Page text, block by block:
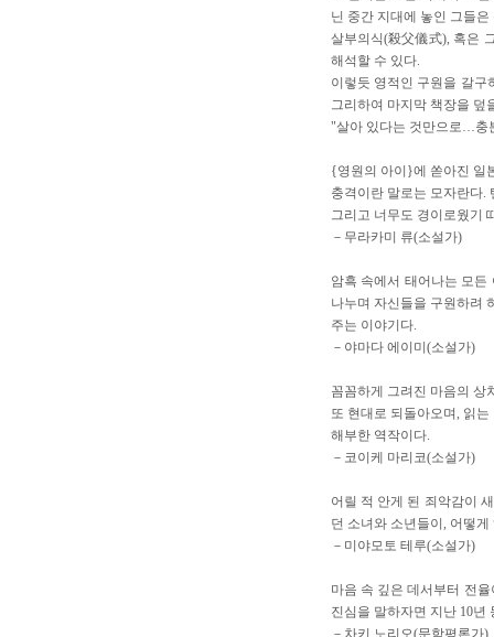
닌 중간 지대에 놓인 그들
살부의식(殺父儀式), 혹은
해석할 수 있다.
이렇듯 영적인 구원을 갈
그리하여 마지막 책장을 덮
"살아 있다는 것만으로…충
{영원의 아이}에 쏟아진 일
충격이란 말로는 모자란다.
그리고 너무도 경이로웠기
－무라카미 류(소설가)
암흑 속에서 태어나는 모
나누며 자신들을 구원하려
주는 이야기다.
－야마다 에이미(소설가)
꼼꼼하게 그려진 마음의 상
또 현대로 되돌아오며, 읽
해부한 역작이다.
－코이케 마리코(소설가)
어릴 적 안게 된 죄악감이
던 소녀와 소년들이, 어떻
－미야모토 테루(소설가)
마음 속 깊은 데서부터 전
진심을 말하자면 지난 10년
－차키 노리오(문학평론가)